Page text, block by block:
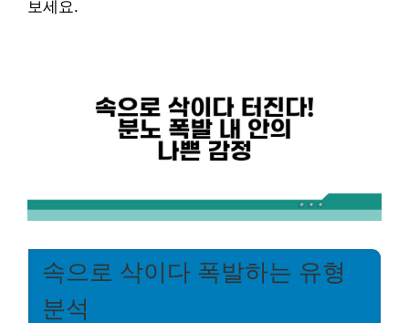
보세요.
속으로 삭이다 폭발하는 유형
분석